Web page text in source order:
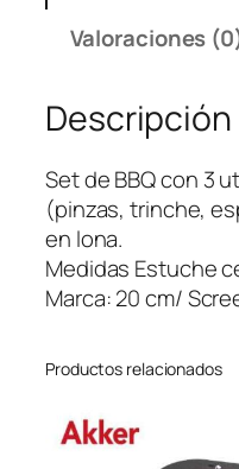
n
D
e
l
a
n
t
c
Valoraciones
Descripción
Set de BBQ con 3
(pinzas, trinche,
en lona.
Medidas Estuche
Marca: 20 cm/
Productos relacionados